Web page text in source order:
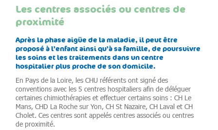
Les centres associés ou centres de
proximité
Après la phase aigüe de la maladie, il peut être
proposé à l’enfant ainsi qu’à sa famille, de poursuivre
les soins et les traitements dans un centre
hospitalier plus proche de son domicile.
En Pays de la Loire, les CHU référents ont signé des
conventions avec les 5 centres hospitaliers afin de déléguer
certaines chimiothérapies et effectuer certains soins : CH Le
Mans, CHD La Roche sur Yon, CH St Nazaire, CH Laval et CH
Cholet. Ces centres sont appelés centres associés ou centres
de proximité.